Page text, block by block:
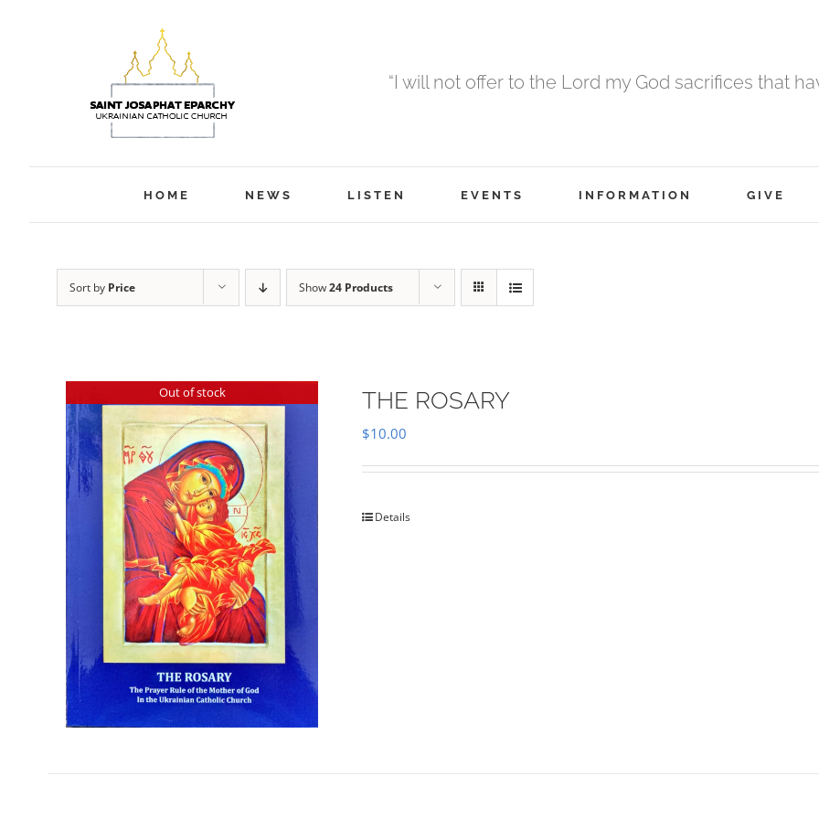
“I will not offer to the Lord my God sacrifices that
HOME NEWS LISTEN EVENTS INFORMATION GIVE
Sort by Price Show24 Products
Out of stock THE ROSARY
$10.00
Details